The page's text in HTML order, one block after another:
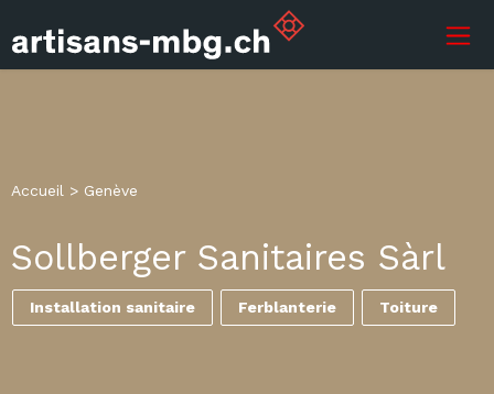
Accueil > Genève
Sollberger Sanitaires Sàrl
Installation sanitaire Ferblanterie Toiture